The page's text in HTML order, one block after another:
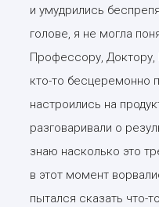
и умудрились
голове, я не могла
Профессору, Доктору,
кто-то бесцеремонно
настроились на
разговаривали о
знаю насколько это
в этот момент
пытался сказать что-